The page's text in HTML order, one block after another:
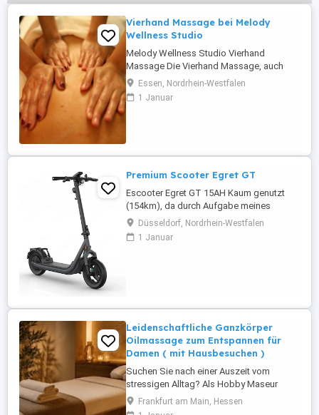
Vierhand Massage bei Melody
Wellness Studio
Melody Wellness Studio Vierhand
Massage Die Vierhand Massage, auch
bekannt als "4-Hand-Massage", ist eine
luxuriöse Wellness-Anwendung, bei der
zwei Masseurin synchron
Bewegungen der beiden Therapeuten ...
Essen, Nordrhein-Westfalen
1 Januar
Premium Scooter Egret GT
Escooter Egret GT 15AH Kaum genutzt
(154km), da durch Aufgabe meines
Wohmobils überflüssig. Der Scooter ist
im April 25 für 1638 gekauft worden und
hat noch bis zum April 27 Garantie.
Düsseldorf, Nordrhein-Westfalen
1 Januar
Leidenschaftliche Ganzkörper
Oilmassage zum Entspannen für
Damen ( mit Hausbesuchen )
Suchen Sie nach einer Auszeit vom
stressigen Alltag? Als Hobby Maseur
biete ich Ihnen entspannende
Gesellschaft u. Ganzkörper Oil massagen
Frankfurt am Main, Hessen